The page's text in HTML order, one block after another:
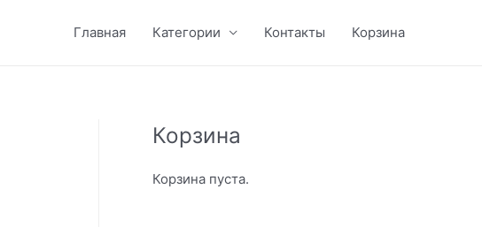
Главная Категории Контакты Корзина
Корзина
Корзина пуста.